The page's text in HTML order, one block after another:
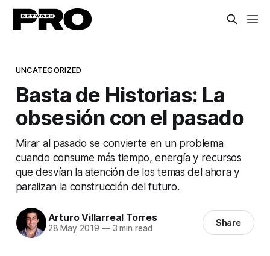
UNCATEGORIZED
Basta de Historias: La
obsesión con el pasado
Mirar al pasado se convierte en un problema
cuando consume más tiempo, energía y recursos
que desvían la atención de los temas del ahora y
paralizan la construcción del futuro.
Arturo Villarreal Torres
28 May 2019 —3 min read Share